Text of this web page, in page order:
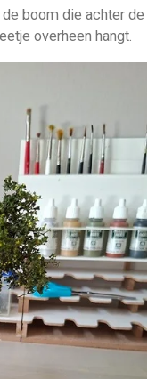
boom die achter de
overheen hangt.